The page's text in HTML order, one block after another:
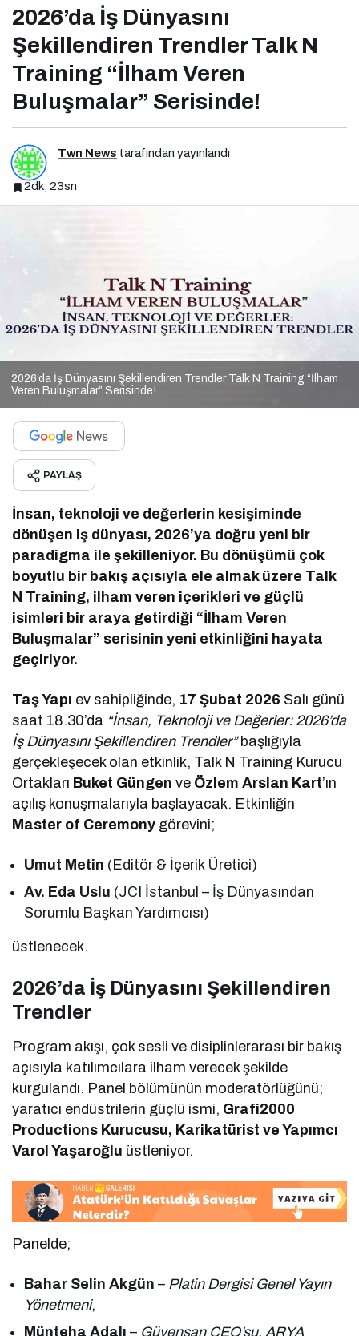
Serisinde!
2026’da İş Dünyasını
Şekillendiren Trendler Talk N
Training “İlham Veren
Buluşmalar” Serisinde!
Twn News tarafından yayınlandı
2dk, 23sn
2026’da İş Dünyasını Şekillendiren Trendler Talk N Training “İlham
Veren Buluşmalar” Serisinde!
PAYLAŞ
İnsan, teknoloji ve değerlerin kesişiminde
dönüşen iş dünyası, 2026’ya doğru yeni bir
paradigma ile şekilleniyor. Bu dönüşümü çok
boyutlu bir bakış açısıyla ele almak üzere Talk
N Training, ilham veren içerikleri ve güçlü
isimleri bir araya getirdiği “İlham Veren
Buluşmalar” serisinin yeni etkinliğini hayata
geçiriyor.
Taş Yapı ev sahipliğinde, 17 Şubat 2026 Salı günü
saat 18.30’da “İnsan, Teknoloji ve Değerler: 2026’da
İş Dünyasını Şekillendiren Trendler”başlığıyla
gerçekleşecek olan etkinlik, Talk N Training Kurucu
Ortakları Buket Güngen ve Özlem Arslan Kart’ın
açılış konuşmalarıyla başlayacak. Etkinliğin
Master of Ceremony görevini;
Umut Metin (Editör & İçerik Üretici)
Av. Eda Uslu (JCI İstanbul – İş Dünyasından
Sorumlu Başkan Yardımcısı)
üstlenecek.
2026’da İş Dünyasını Şekillendiren
Trendler
Program akışı, çok sesli ve disiplinlerarası bir bakış
açısıyla katılımcılara ilham verecek şekilde
kurgulandı. Panel bölümünün moderatörlüğünü;
yaratıcı endüstrilerin güçlü ismi, Grafi2000
Productions Kurucusu, Karikatürist ve Yapımcı
Varol Yaşaroğlu üstleniyor.
Panelde;
Bahar Selin Akgün– Platin Dergisi Genel Yayın
Yönetmeni,
Münteha Adalı– Güvensan CEO’su, ARYA